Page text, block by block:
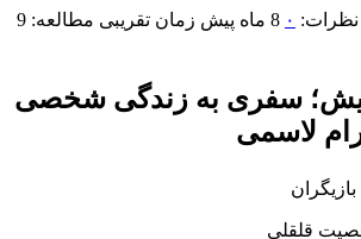
نظرات: ۰ 8 ماه پیش
زمان تقریبی مطالعه: 9
سفری به زندگی شخصی
لاسمی